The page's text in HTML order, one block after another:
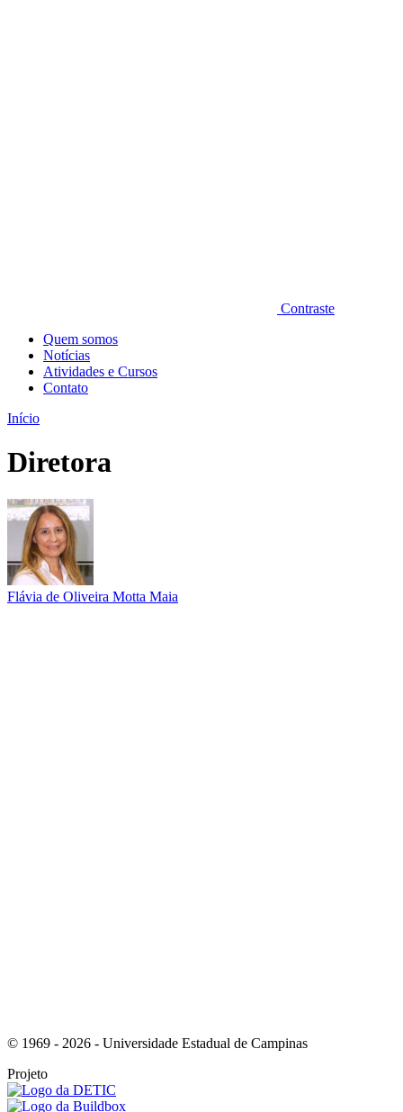
Contraste
Quem somos
Notícias
Atividades e Cursos
Contato
Início
Diretora
Flávia de Oliveira Motta Maia
© 1969 - 2026 - Universidade Estadual de Campinas
Projeto